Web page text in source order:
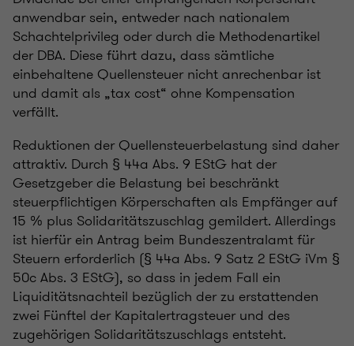
anwendbar sein, entweder nach nationalem
Schachtelprivileg oder durch die Methodenartikel
der DBA. Diese führt dazu, dass sämtliche
einbehaltene Quellensteuer nicht anrechenbar ist
und damit als „tax cost“ ohne Kompensation
verfällt.
Reduktionen der Quellensteuerbelastung sind daher
attraktiv. Durch § 44a Abs. 9 EStG hat der
Gesetzgeber die Belastung bei beschränkt
steuerpflichtigen Körperschaften als Empfänger auf
15 % plus Solidaritätszuschlag gemildert. Allerdings
ist hierfür ein Antrag beim Bundeszentralamt für
Steuern erforderlich (§ 44a Abs. 9 Satz 2 EStG iVm §
50c Abs. 3 EStG), so dass in jedem Fall ein
Liquiditätsnachteil bezüglich der zu erstattenden
zwei Fünftel der Kapitalertragsteuer und des
zugehörigen Solidaritätszuschlags entsteht.